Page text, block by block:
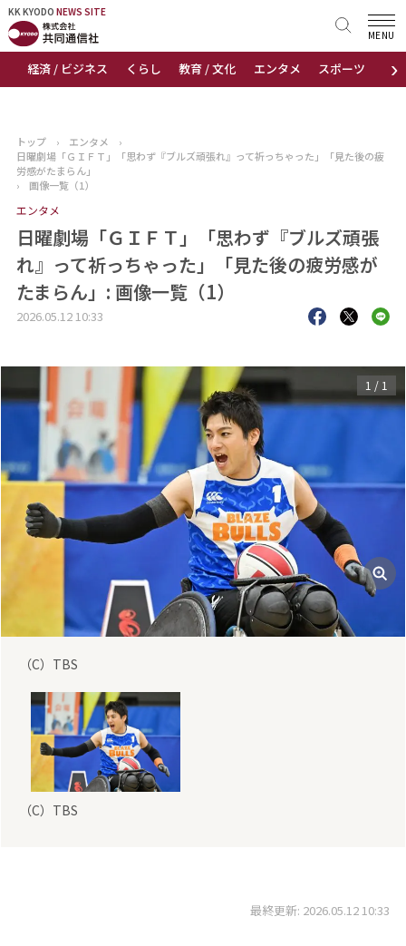
KK KYODO NEWS SITE
›
経済 / ビジネス くらし 教育 / 文化 エンタメ スポーツ 地域
MENU
KK KYODONEWS SITE
トップページ
ニュース
おすすめコンテンツ
出版物
会社概要
トップ › エンタメ
›
日曜劇場「ＧＩＦＴ」「思わず『ブルズ頑張れ』って祈っちゃった」「見た後の疲
労感がたまらん」
›
画像一覧（1）
エンタメ
日曜劇場「ＧＩＦＴ」「思わず『ブルズ頑張
れ』って祈っちゃった」「見た後の疲労感が
たまらん」: 画像一覧（1）
2026.05.12 10:33
（C）TBS
1 / 1
（C）TBS
最終更新: 2026.05.12 10:33